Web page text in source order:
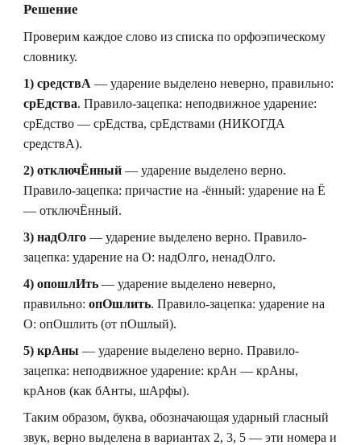
Решение
Проверим каждое слово из списка по орфоэпическому
словнику.
1) средствА — ударение выделено неверно, правильно:
срЕдства. Правило-зацепка: неподвижное ударение:
срЕдство — срЕдства, срЕдствами (НИКОГДА
средствА).
2) отключЁнный — ударение выделено верно.
Правило-зацепка: причастие на -ённый: ударение на Ё
— отключЁнный.
3) надОлго — ударение выделено верно. Правило-
зацепка: ударение на О: надОлго, ненадОлго.
4) опошлИть — ударение выделено неверно,
правильно: опОшлить. Правило-зацепка: ударение на
О: опОшлить (от пОшлый).
5) крАны — ударение выделено верно. Правило-
зацепка: неподвижное ударение: крАн — крАны,
крАнов (как бАнты, шАрфы).
Таким образом, буква, обозначающая ударный гласный
звук, верно выделена в вариантах 2, 3, 5 — эти номера и